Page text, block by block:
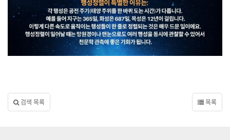
검색 목록 목록